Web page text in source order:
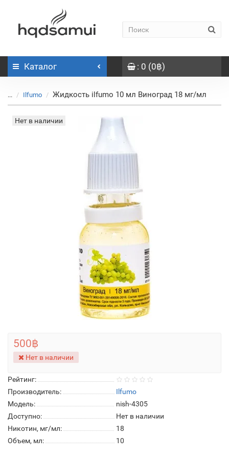
Каталог : 0 (0฿)
... Ilfumo Жидкость ilfumo 10 мл Виноград 18 мг/мл
Нет в наличии
Рейтинг:
Производитель:
Ilfumo
Модель:
nish-4305
Доступно:
Нет в наличии
Никотин, мг/мл:
18
Объем, мл:
10
500฿
Нет в наличии